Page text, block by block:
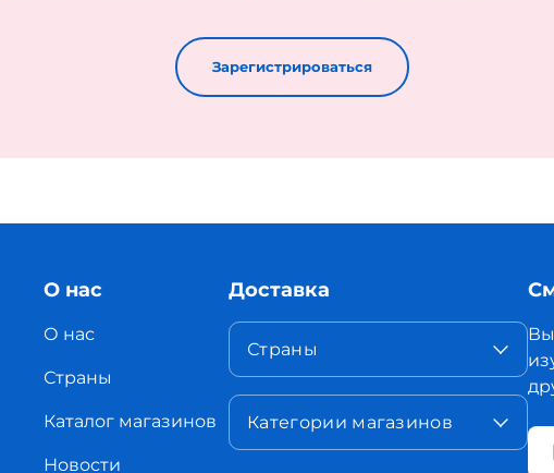
Зарегистрироваться
О нас
О нас
Страны
Каталог магазинов
Новости
Доставка
Страны
Категории магазинов